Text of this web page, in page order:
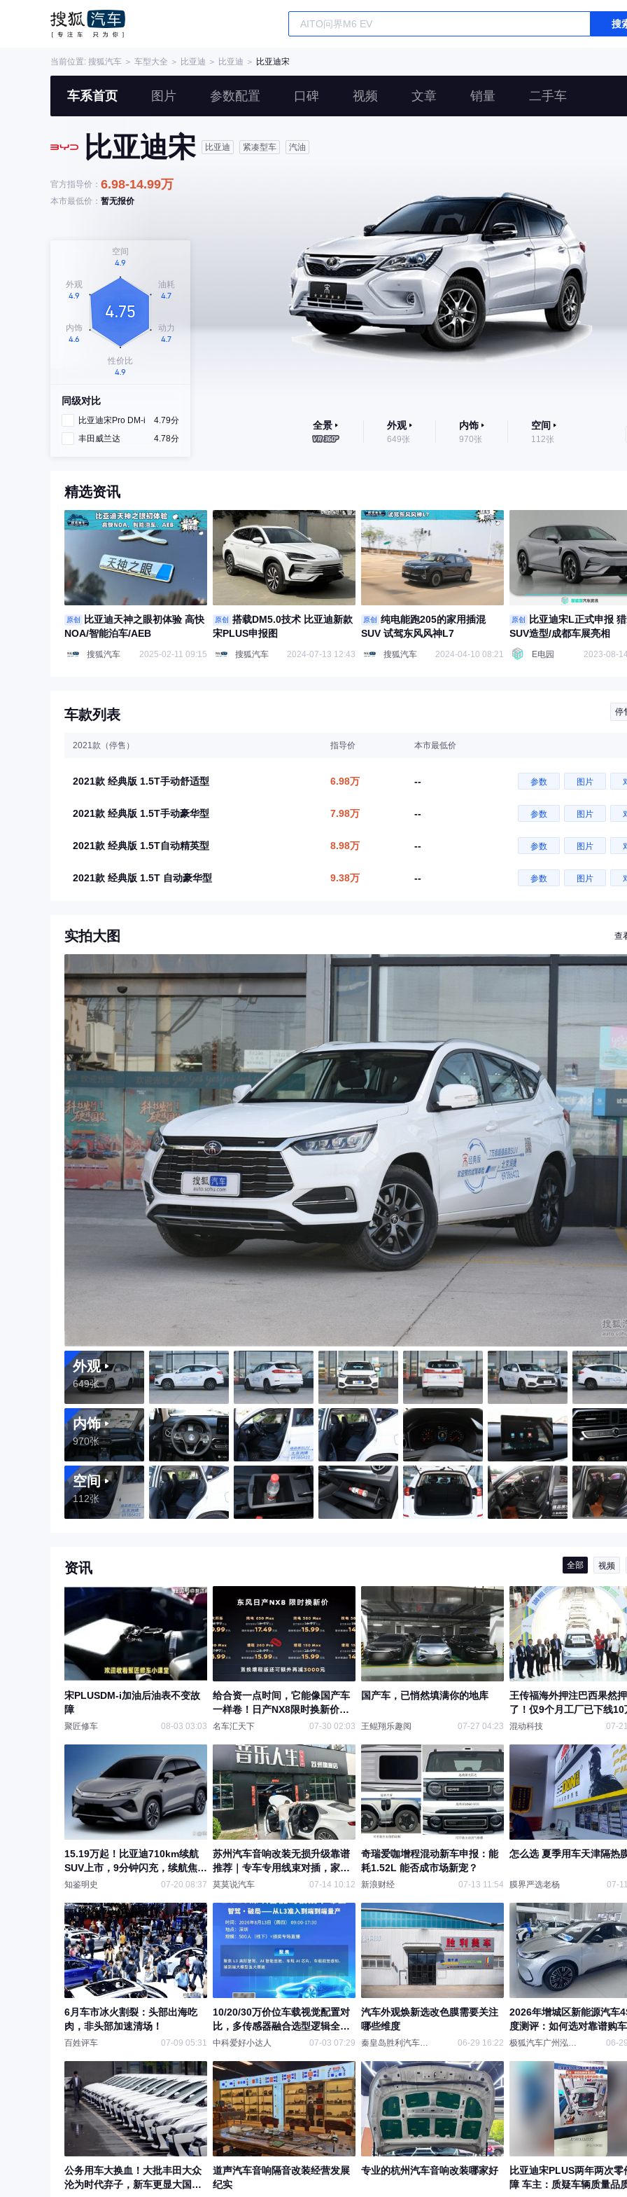
搜
当前位置: 搜狐汽车 ＞ 车型大全 ＞ 比亚迪 ＞ 比亚迪 ＞ 比亚迪宋
车系首页 图片 参数配置 口碑 视频 文章 销量 二手车
比亚迪宋 比亚迪 紧凑型车 汽油
官方指导价： 6.98-14.99万
本市最低价： 暂无报价
同级对比
比亚迪宋Pro DM-i
4.79分
丰田威兰达
4.78分
全景 外观
649张
内饰
970张
空间
112张
精选资讯
原创
比亚迪天神之眼初体验 高快
NOA/智能泊车/AEB
搜狐汽车 2025-02-11 09:15
原创
搭载DM5.0技术 比亚迪新款
宋PLUS申报图
搜狐汽车 2024-07-13 12:43
原创
纯电能跑205的家用插混
SUV 试驾东风风神L7
搜狐汽车 2024-04-10 08:21
原创
比亚迪宋L正式申报
SUV造型/成都车展亮相
E电园 2023-08-
车款列表 停
2021款（停售） 指导价 本市最低价
2021款 经典版 1.5T手动舒适型 6.98万 -- 参数 图片
2021款 经典版 1.5T手动豪华型 7.98万 -- 参数 图片
2021款 经典版 1.5T自动精英型 8.98万 -- 参数 图片
2021款 经典版 1.5T 自动豪华型 9.38万 -- 参数 图片
实拍大图 查
外观
649张
内饰
970张
空间
112张
资讯 全部 视频
宋PLUSDM-i加油后油表不变故
障
聚匠修车 08-03 03:03
给合资一点时间，它能像国产车
一样卷！日产NX8限时换新价
14.99万
名车汇天下 07-30 02:03
国产车，已悄然填满你的地库
王鲲翔乐趣阅 07-27 04:23
王传福海外押注巴西果然
了！仅9个月工厂已下线10
新车！
混动科技 07-
15.19万起！比亚迪710km续航
SUV上市，9分钟闪充，续航焦虑
彻底拜拜
知鉴明史 07-20 08:37
苏州汽车音响改装无损升级靠谱
推荐｜专车专用线束对插，家用
车平价音质提升不影响质保
莫莫说汽车 07-14 10:12
奇瑞爱咖增程混动新车申报：能
耗1.52L 能否成市场新宠？
新浪财经 07-13 11:54
怎么选 夏季用车天津隔热
膜界严选老杨 07-
6月车市冰火割裂：头部出海吃
肉，非头部加速清场！
百姓评车 07-09 05:31
10/20/30万价位车载视觉配置对
比，多传感器融合选型逻辑全拆
解
中科爱好小达人 07-03 07:29
汽车外观焕新选改色膜需要关注
哪些维度
秦皇岛胜利汽车贴膜 06-29 16:22
2026年增城区新能源汽车
度测评：如何选对靠谱购
道？
极狐汽车广州泓晟店 06-
公务用车大换血！大批丰田大众
沦为时代弃子，新车更显大国风
道声汽车音响隔音改装经营发展
纪实
专业的杭州汽车音响改装哪家好
比亚迪宋PLUS两年两次零
障 车主：质疑车辆质量品